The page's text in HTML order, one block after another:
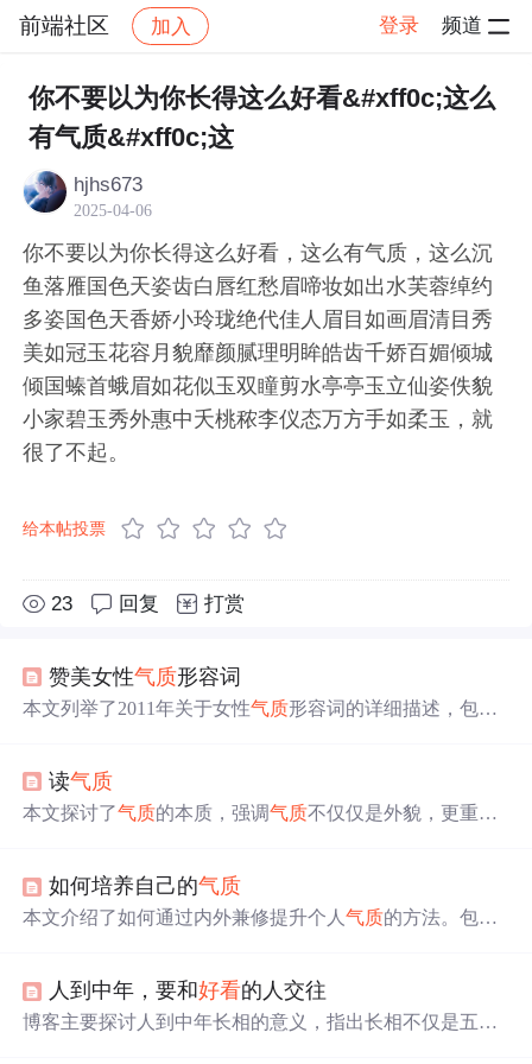
前端社区 加入 登录 频道
社区 前端社区 感慨 帖子详情
你不要以为你长得这么好看&#xff0c;这么
有气质&#xff0c;这
hjhs673
2025-04-06
你不要以为你长得这么好看，这么有气质，这么沉
鱼落雁国色天姿齿白唇红愁眉啼妆如出水芙蓉绰约
多姿国色天香娇小玲珑绝代佳人眉目如画眉清目秀
美如冠玉花容月貌靡颜腻理明眸皓齿千娇百媚倾城
倾国螓首蛾眉如花似玉双瞳剪水亭亭玉立仙姿佚貌
小家碧玉秀外惠中夭桃秾李仪态万方手如柔玉，就
很了不起。
给本帖投票
23 回复 打赏
赞美女性气质形容词
本文列举了2011年关于女性气质形容词的详细描述，包括
读气质
本文探讨了气质的本质，强调气质不仅仅是外貌，更重要
积极心态等方面。
如何培养自己的气质
本文介绍了如何通过内外兼修提升个人气质的方法。包括
重要性。
人到中年，要和好看的人交往
博客主要探讨人到中年长相的意义，指出长相不仅是五